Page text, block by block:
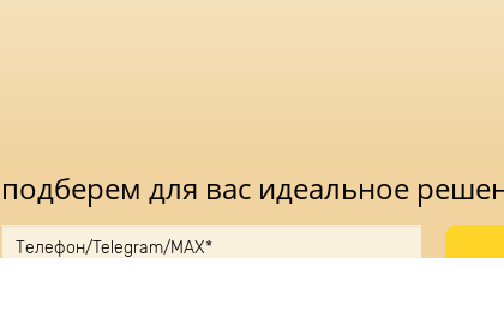
для вас идеальное